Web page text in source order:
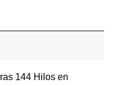
144 Hilos en